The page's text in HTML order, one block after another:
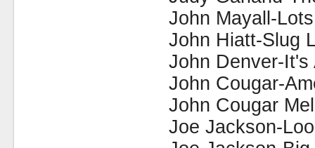
John Mayall-
John Hiatt-Slug
John Denver-It's
John Cougar-
John Cougar
Joe Jackson-